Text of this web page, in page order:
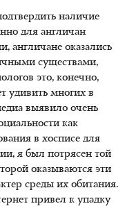
наличие
для англичан
англичане оказались
существами,
это, конечно,
удивить многих в
выявило очень
как
в хосписе для
я был потрясен той
оказываются эти
среды их обитания.
привел к упадку